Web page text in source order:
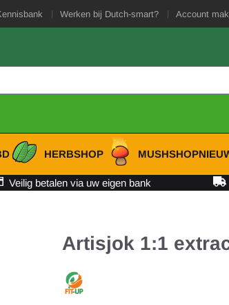
Werken bij Dutch-smart? Account
HERBSHOP MUSHSHOP
Veilig betalen via uw eigen bank
Artisjok 1:1